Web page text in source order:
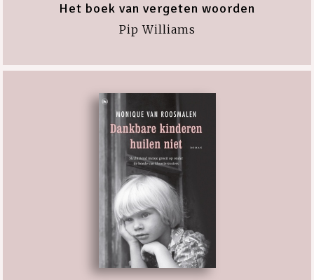
Het boek van vergeten woorden
Pip Williams